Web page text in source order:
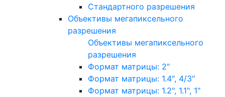
Стандартного разрешения
Объективы мегапиксельного
разрешения
Объективы мегапиксельного
разрешения
Формат матрицы: 2"
Формат матрицы: 1.4", 4/3"
Формат матрицы: 1.2", 1.1", 1"